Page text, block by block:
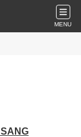
MENU